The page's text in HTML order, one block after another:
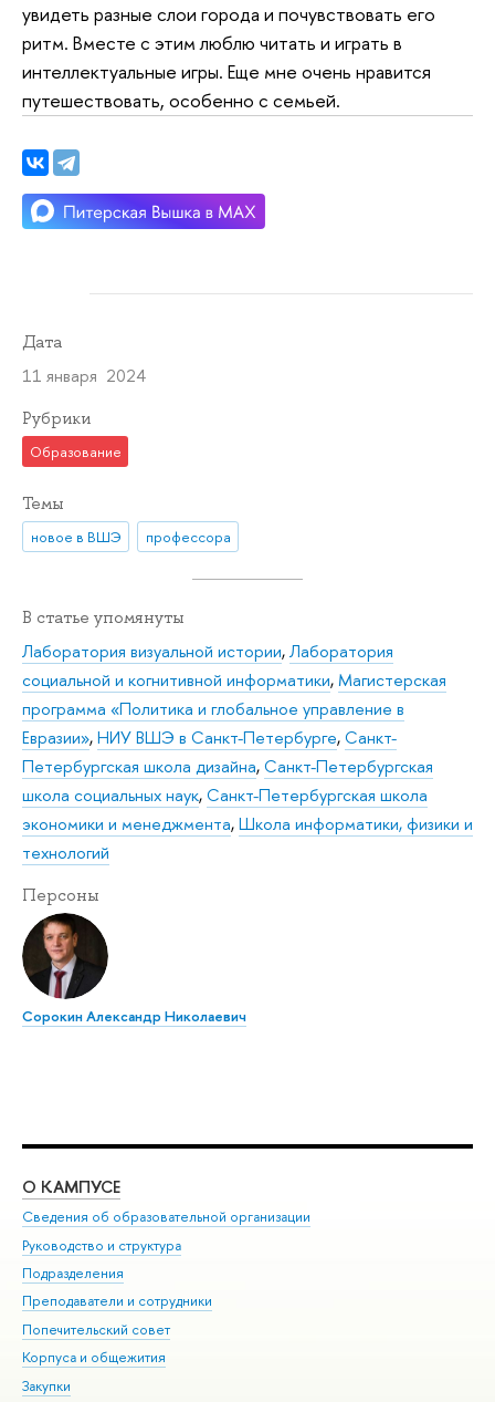
увидеть разные слои города и почувствовать его
ритм. Вместе с этим люблю читать и играть в
интеллектуальные игры. Еще мне очень нравится
путешествовать, особенно с семьей.
Дата
11 января 2024
Рубрики
Образование
Темы
новое в ВШЭ профессора
В статье упомянуты
Лаборатория визуальной истории,Лаборатория
социальной и когнитивной информатики,Магистерская
программа «Политика и глобальное управление в
Евразии»,НИУ ВШЭ в Санкт-Петербурге,Санкт-
Петербургская школа дизайна,Санкт-Петербургская
школа социальных наук,Санкт-Петербургская школа
экономики и менеджмента,Школа информатики, физики и
технологий
Персоны
Сорокин Александр Николаевич
О КАМПУСЕ
Сведения об образовательной организации
Руководство и структура
Подразделения
Преподаватели и сотрудники
Попечительский совет
Корпуса и общежития
Закупки